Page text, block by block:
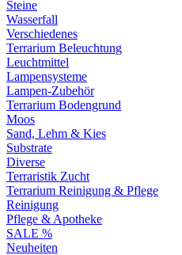
Steine
Wasserfall
Verschiedenes
Terrarium Beleuchtung
Leuchtmittel
Lampensysteme
Lampen-Zubehör
Terrarium Bodengrund
Moos
Sand, Lehm & Kies
Substrate
Diverse
Terraristik Zucht
Terrarium Reinigung & Pflege
Reinigung
Pflege & Apotheke
SALE %
Neuheiten